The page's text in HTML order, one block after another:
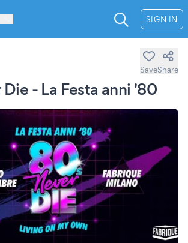
SIGN IN
- La Festa anni '80
SaveShare